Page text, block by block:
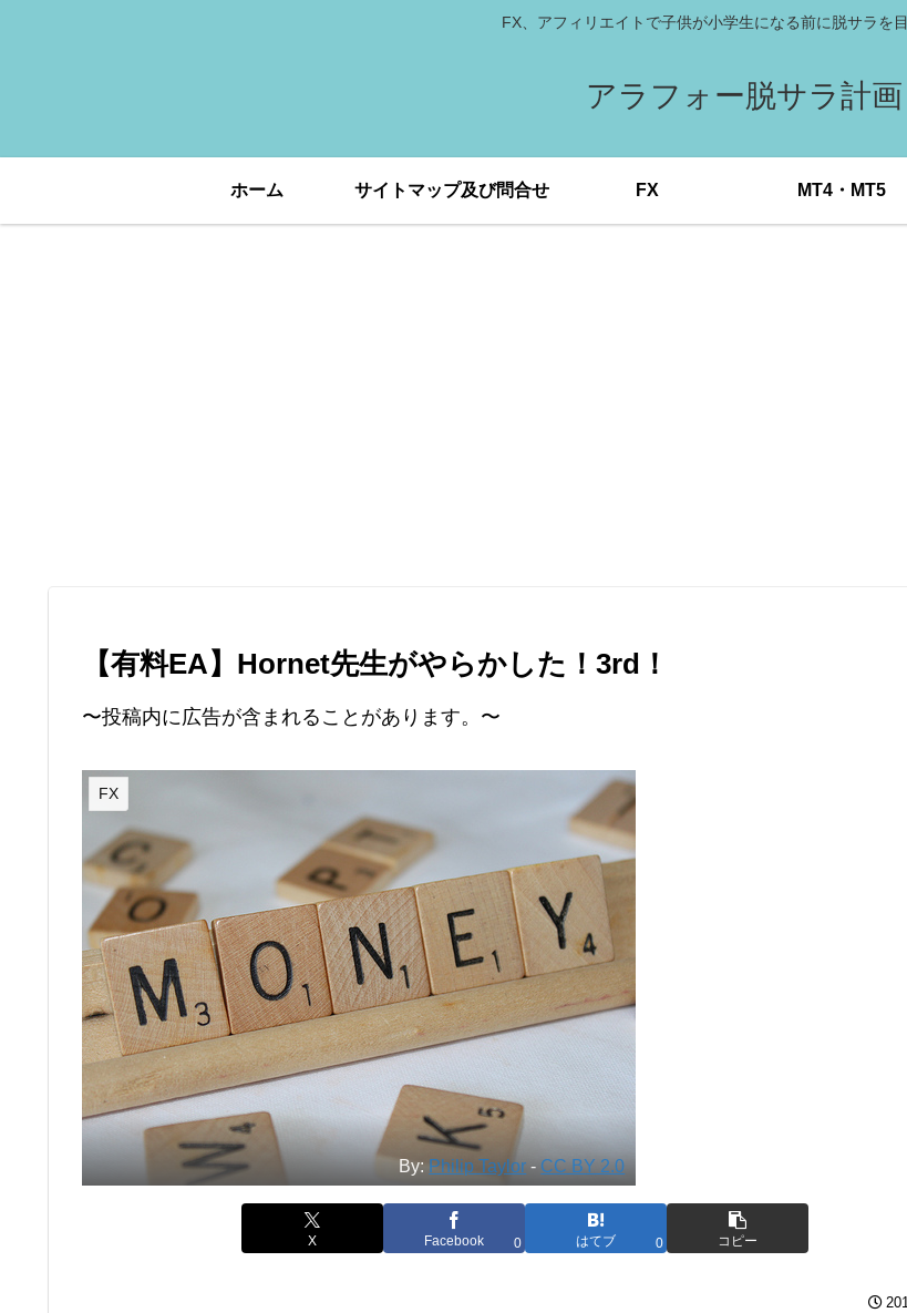
FX、アフィリエイトで子供が小学生になる前に脱サラを
アラフォー脱サラ計画
ホーム サイトマップ及び問合せ FX MT4・MT5
【有料EA】Hornet先生がやらかした！3rd！
〜投稿内に広告が含まれることがあります。〜
FX
By: Philip Taylor - CC BY 2.0
X Facebook 0 はてブ 0 コピー